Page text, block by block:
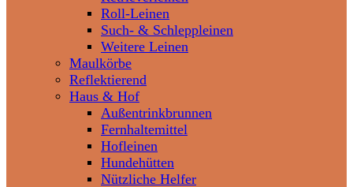
Roll-Leinen
Such- & Schleppleinen
Weitere Leinen
Maulkörbe
Reflektierend
Haus & Hof
Außentrinkbrunnen
Fernhaltemittel
Hofleinen
Hundehütten
Nützliche Helfer